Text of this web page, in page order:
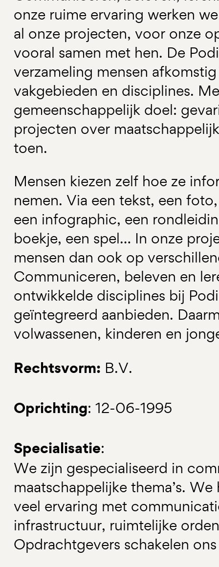
onze ruime ervaring werken
al onze projecten, voor onze
vooral samen met hen. De
verzameling mensen
vakgebieden en disciplines.
gemeenschappelijk doel:
projecten over
toen.
Mensen kiezen zelf hoe ze
nemen. Via een tekst, een
een infographic, een
boekje, een spel… In onze
mensen dan ook op
Communiceren, beleven en
ontwikkelde disciplines bij
geïntegreerd aanbieden.
volwassenen, kinderen en
Rechtsvorm: B.V.
Oprichting: 12-06-1995
Specialisatie:
We zijn gespecialiseerd in
maatschappelijke thema’s.
veel ervaring met
infrastructuur, ruimtelijke
Opdrachtgevers schakelen